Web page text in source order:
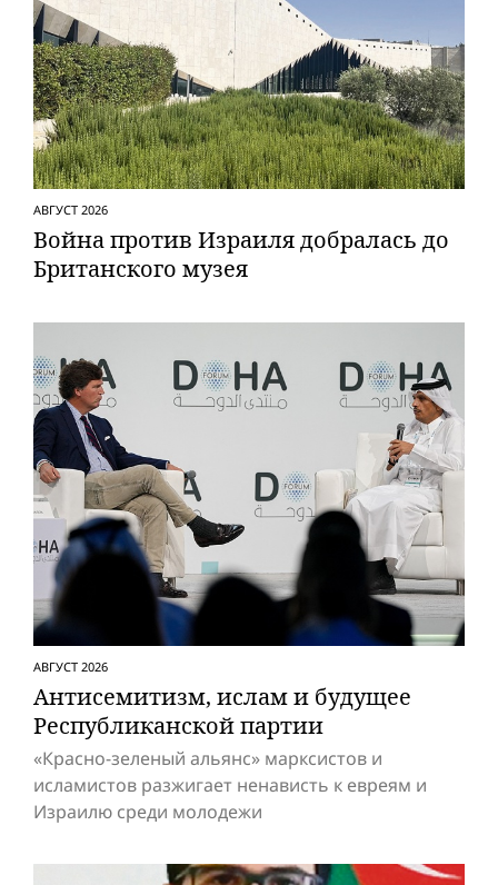
АВГУСТ 2026
Вой­на против Израиля добралась до
Британского музея
АВГУСТ 2026
Антисемитизм, ислам и будущее
Респуб­ликанской партии
«Красно-зеленый альянс» марксистов и
исламистов разжигает ненависть к евреям и
Израилю среди молодежи